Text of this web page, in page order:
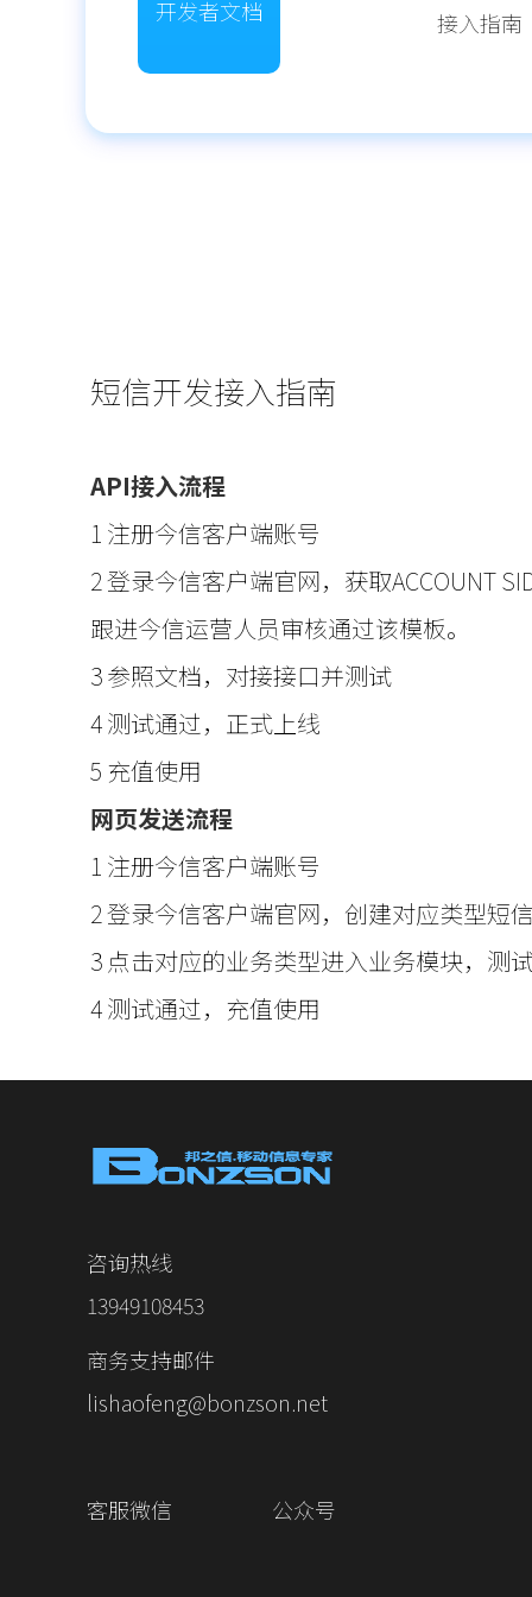
开发者文档 接入指南
短信开发接入指南
API接入流程
1 注册今信客户端账号
2 登录今信客户端官网，获取ACCOUNT
跟进今信运营人员审核通过该模板。
3 参照文档，对接接口并测试
4 测试通过，正式上线
5 充值使用
网页发送流程
1 注册今信客户端账号
2 登录今信客户端官网，创建对应类型短
3 点击对应的业务类型进入业务模块，测
4 测试通过，充值使用
咨询热线
13949108453
商务支持邮件
lishaofeng@bonzson.net
客服微信 公众号